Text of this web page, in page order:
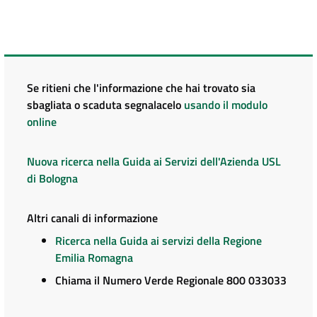
Se ritieni che l'informazione che hai trovato sia
sbagliata o scaduta segnalacelo usando il modulo
online
Nuova ricerca nella Guida ai Servizi dell'Azienda USL
di Bologna
Altri canali di informazione
Ricerca nella Guida ai servizi della Regione
Emilia Romagna
Chiama il Numero Verde Regionale 800 033033